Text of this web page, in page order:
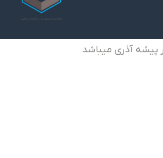
پیشه آذری میباشد